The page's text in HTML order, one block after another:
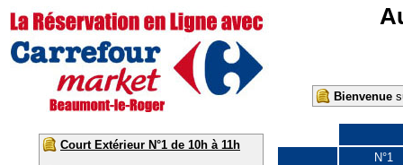
Bienvenue
Court Extérieur N°1 de 10h à 11h
N°1